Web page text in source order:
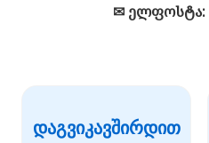
✉ ელფოსტა:
დაგვიკავშირდით